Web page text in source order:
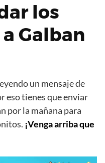
los
Galban
un mensaje de
eso tienes que enviar
por la mañana para
¡Venga arriba que